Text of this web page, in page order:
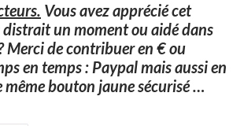
Vous avez apprécié cet
un moment ou aidé dans
Merci de contribuer en € ou
en temps : Paypal mais aussi en
même bouton jaune sécurisé…